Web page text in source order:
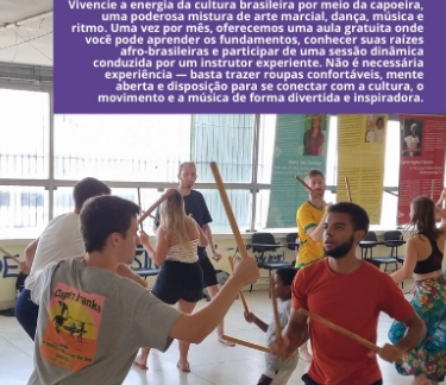
Quando acontece?
A aula em grupo gratuita acontece uma vez por mês,
e aulas particulares estão disponíveis mediante
solicitação.
Saiba Mais